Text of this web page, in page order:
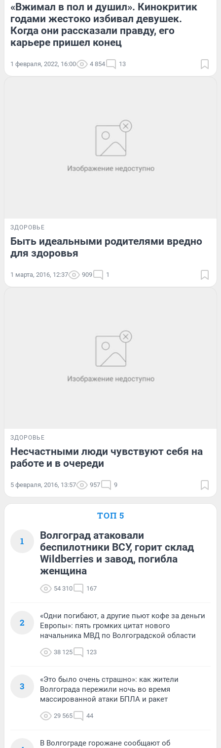
«Вжимал в пол и душил». Кинокритик
годами жестоко избивал девушек.
Когда они рассказали правду, его
карьере пришел конец
1 февраля, 2022, 16:00 4 854 13
ЗДОРОВЬЕ
Быть идеальными родителями вредно
для здоровья
1 марта, 2016, 12:37 909 1
ЗДОРОВЬЕ
Несчастными люди чувствуют себя на
работе и в очереди
5 февраля, 2016, 13:57 957 9
ТОП 5
1
Волгоград атаковали
беспилотники ВСУ, горит склад
Wildberries и завод, погибла
женщина
54 310 167
2
«Одни погибают, а другие пьют кофе за деньги
Европы»: пять громких цитат нового
начальника МВД по Волгоградской области
38 125 123
3
«Это было очень страшно»: как жители
Волгограда пережили ночь во время
массированной атаки БПЛА и ракет
29 565 44
В Волгограде горожане сообщают об